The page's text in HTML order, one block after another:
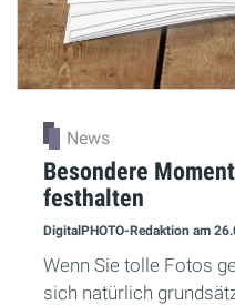
News
Besondere
festhalten
DigitalPHOTO-Redaktion am
Wenn Sie tolle Fotos
sich natürlich